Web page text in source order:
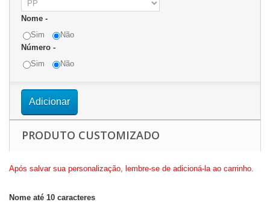
Nome -
Sim
Não
Número -
Sim
Não
Adicionar
PRODUTO CUSTOMIZADO
Após salvar sua personalização, lembre-se de adicioná-la ao carrinho.
Nome até 10 caracteres